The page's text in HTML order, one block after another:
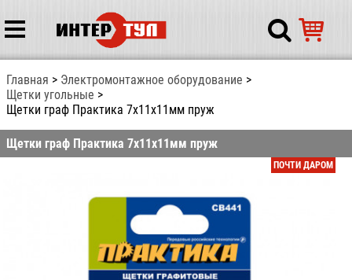
Главная
Электромонтажное оборудование
Щетки угольные
Щетки граф Практика 7x11x11мм пруж
Щетки граф Практика 7x11x11мм пруж
ПОЧТИ ДАРОМ